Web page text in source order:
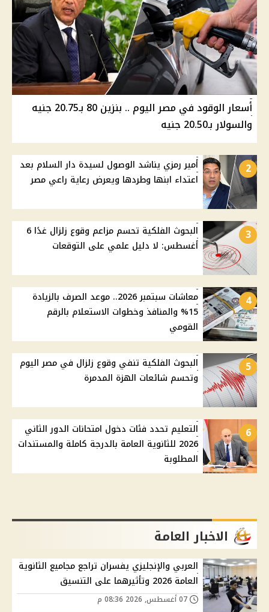
أسعار الوقود في مصر اليوم .. بنزين 80 بـ20.75 جنيه
والسولار بـ20.50 جنيه
2
أمير رمزي يناشد الوصول لسيدة دار السلام بعد
اعتداء ابنها وطردها ويعرض رعاية راعي مصر
3
البحوث الفلكية تحسم مزاعم وقوع زلزال غدًا 6
أغسطس: لا دليل علمي على التوقعات
4
معاشات سبتمبر 2026.. موعد الصرف بالزيادة
15% والمنافذ وخطوات الاستعلام بالرقم
القومي
5
البحوث الفلكية تنفي وقوع زلزال في مصر اليوم
وتحسم شائعات الهزة المدمرة
6
التعليم تحدد فئات دخول امتحانات الدور الثاني
2026 للثانوية العامة بالدرجة كاملة والمستندات
المطلوبة
الاخبار العامة
العربي والإنجليزي يفسران تراجع مجاميع الثانوية
العامة 2026 وتأثيرهما على التنسيق